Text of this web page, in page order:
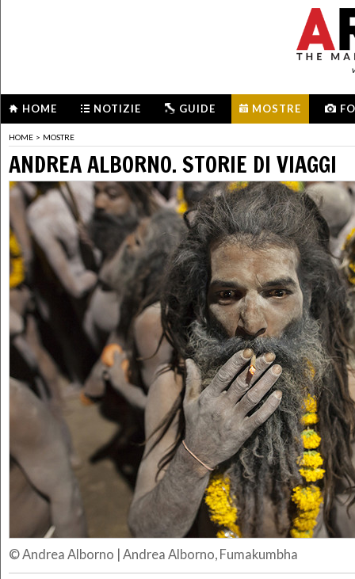
HOME NOTIZIE GUIDE MOSTRE
HOME > MOSTRE
ANDREA ALBORNO. STORIE DI VIAGGI
© Andrea Alborno Andrea Alborno, Fumakumbha